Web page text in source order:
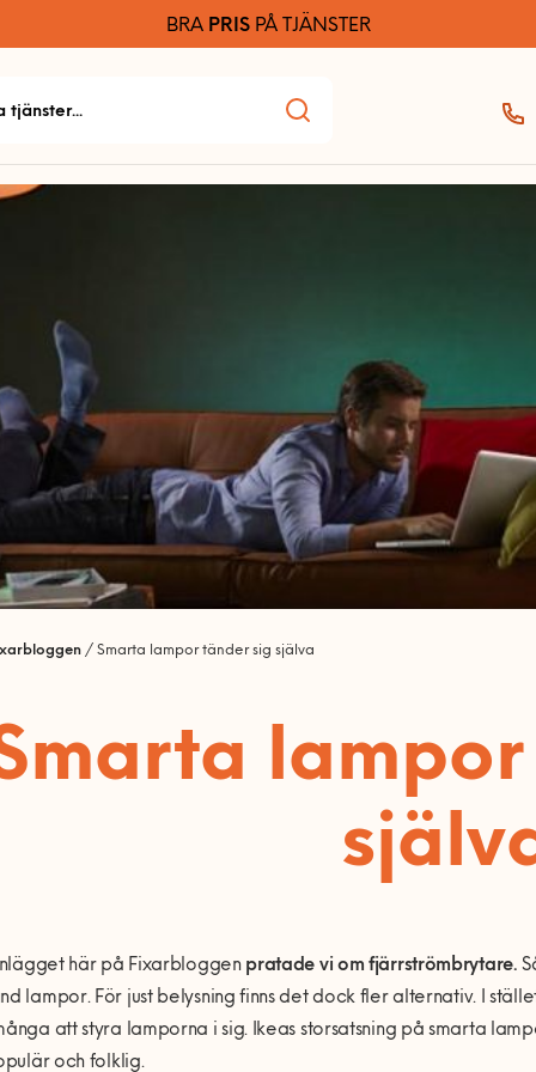
BRA PRISPÅ TJÄNSTER
/ Smarta lampor tänder sig själva
här på Fixarbloggen pratade vi om fjärrströmbrytare.
lampor. För just belysning finns det dock fler alternativ. I
att styra lamporna i sig. Ikeas storsatsning på smarta
och folklig.